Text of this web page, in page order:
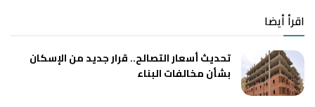
اقرأ أيضا
تحديث أسعار التصالح.. قرار جديد من الإسكان
بشأن مخالفات البناء